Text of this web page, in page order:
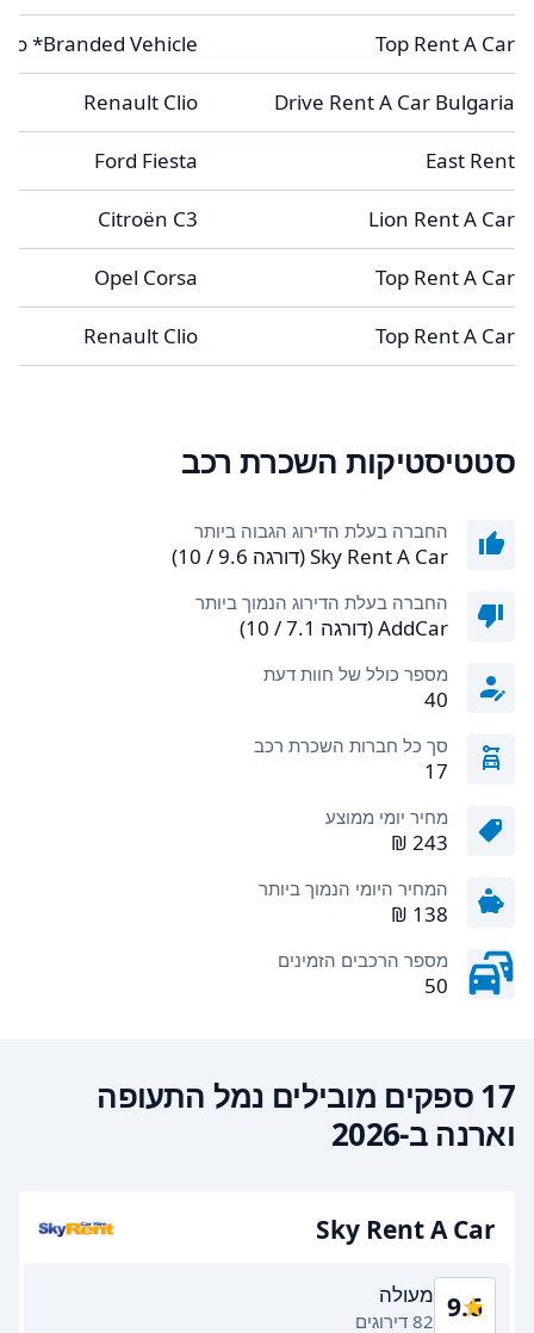
Top Rent A Car
*Branded Vehicle*
Drive Rent A Car Bulgaria
Renault Clio
East Rent
Ford Fiesta
Lion Rent A Car
Citroën C3
Top Rent A Car
Opel Corsa
Top Rent A Car
Renault Clio
סטטיסטיקות השכרת רכב
החברה בעלת הדירוג הגבוה ביותר
Sky Rent A Car (דורגה 9.6 / 10)
החברה בעלת הדירוג הנמוך ביותר
AddCar (דורגה 7.1 / 10)
מספר כולל של חוות דעת
40
סך כל חברות השכרת רכב
17
מחיר יומי ממוצע
המחיר היומי הנמוך ביותר
מספר הרכבים הזמינים
50
17 ספקים מובילים נמל התעופה
וארנה ב-2026
Sky Rent A Car
9.6 מעולה
82 דירוגים